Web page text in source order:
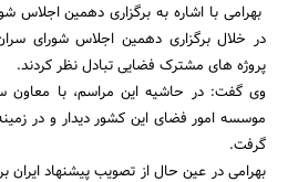
بهرامی با اشاره به برگزاری دهمین اجلاس
در خلال برگزاری دهمین اجلاس شورای
پروژه های مشترک فضایی تبادل نظر کردند.
وی گفت: در حاشیه این مراسم، با معاون
موسسه امور فضای این کشور دیدار و در
گرفت.
بهرامی در عین حال از تصویب پیشنهاد ایران